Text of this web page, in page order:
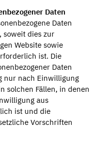
Daten
Daten
soweit dies zur
Website sowie
ist. Die
Daten
nur nach Einwilligung
solchen Fällen, in denen
aus
ist und die
Vorschriften